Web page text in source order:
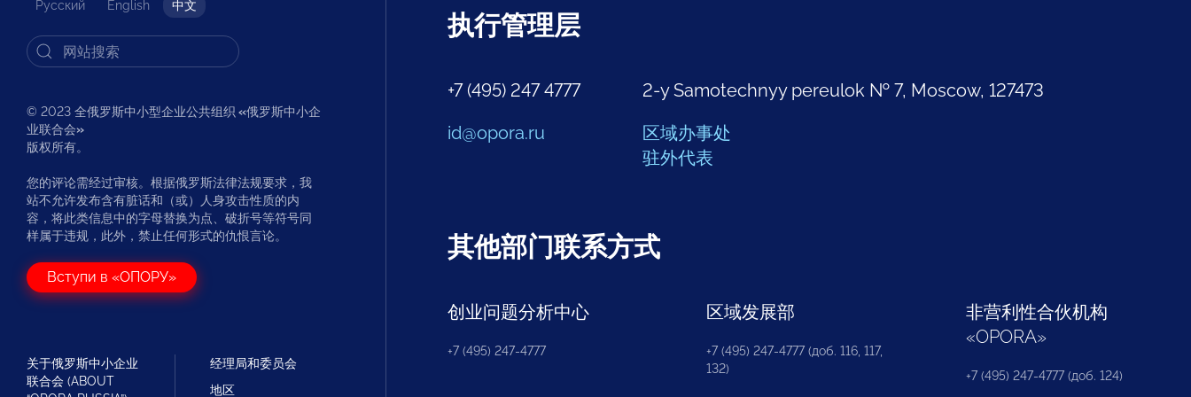
Русский English 中文
© 2023 全俄罗斯中小型企业公共组织 «俄罗斯中小企
业联合会»
版权所有。
您的评论需经过审核。根据俄罗斯法律法规要求，我
站不允许发布含有脏话和（或）人身攻击性质的内
容，将此类信息中的字母替换为点、破折号等符号同
样属于违规，此外，禁止任何形式的仇恨言论。
Вступи в «ОПОРУ»
关于俄罗斯中小企业
联合会 (ABOUT
经理局和委员会
地区
执行管理层
+7 (495) 247 4777
id@opora.ru
2-y Samotechnyy pereulok № 7, Moscow, 127473
区域办事处
驻外代表
其他部门联系方式
创业问题分析中心
+7 (495) 247-4777
区域发展部
+7 (495) 247-4777 (доб. 116, 117,
132)
非营利性合伙机构
«OPORA»
+7 (495) 247-4777 (доб. 124)